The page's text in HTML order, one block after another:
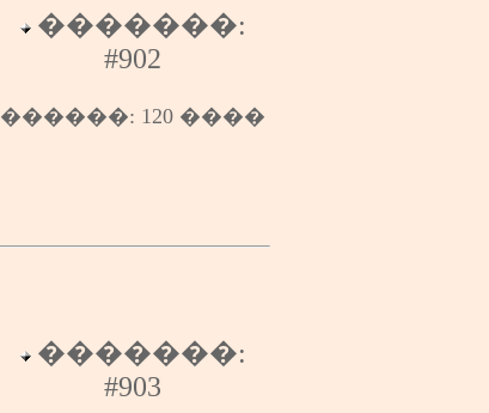
�������:
#902
������: 120 ����
�������:
#903